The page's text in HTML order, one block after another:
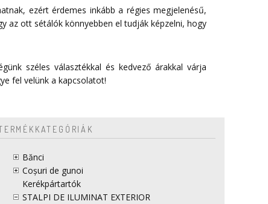
ezért érdemes inkább a régies megjelenésű,
az ott sétálók könnyebben el tudják képzelni, hogy
széles választékkal és kedvező árakkal várja
fel velünk a kapcsolatot!
Bănci
Coșuri de gunoi
Kerékpártartók
STALPI DE ILUMINAT EXTERIOR